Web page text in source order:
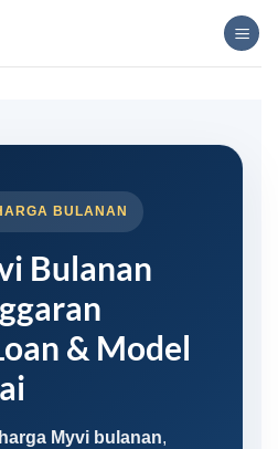
BULANAN
Bulanan
& Model
harga Myvi bulanan,